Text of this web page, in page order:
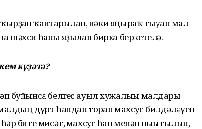
ҡырҙан ҡайтарылған, йәки яңыраҡ тыуған мал-
шәхси һаны яҙылған бирка беркетелә.
күҙәтә?
буйынса белгес ауыл хужалығы малдары
дүрт һандан торған махсус билдәләүен
бите мисәт, махсус һан менән нығытылып,